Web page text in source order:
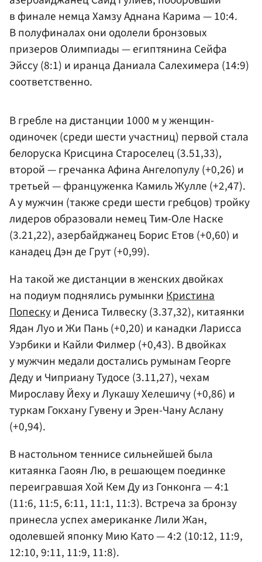
в финале немца Хамзу Аднана Карима — 10:4.
В полуфиналах они одолели бронзовых
призеров Олимпиады — египтянина Сейфа
Эйссу (8:1) и иранца Даниала Салехимера (14:9)
соответственно.
В гребле на дистанции 1000 м у женщин-
одиночек (среди шести участниц) первой стала
белоруска Крисцина Староселец (3.51,33),
второй — гречанка Афина Ангелопулу (+0,26) и
третьей — француженка Камиль Жулле (+2,47).
А у мужчин (также среди шести гребцов) тройку
лидеров образовали немец Тим-Оле Наске
(3.21,22), азербайджанец Борис Етов (+0,60) и
канадец Дэн де Грут (+0,99).
На такой же дистанции в женских двойках
на подиум поднялись румынкиКристина
Попескуи Дениса Тилвеску (3.37,32), китаянки
Ядан Луо и Жи Пань (+0,20) и канадки Ларисса
Уэрбики и Кайли Филмер (+0,43). В двойках
у мужчин медали достались румынам Георге
Деду и Чиприану Тудосе (3.11,27), чехам
Мирославу Йеху и Лукашу Хелешичу (+0,86) и
туркам Гокхану Гувену и Эрен-Чану Аслану
(+0,94).
В настольном теннисе сильнейшей была
китаянка Гаоян Лю, в решающем поединке
переигравшая Хой Кем Ду из Гонконга — 4:1
(11:6, 11:5, 6:11, 11:1, 11:3). Встреча за бронзу
принесла успех американке Лили Жан,
одолевшей японку Мию Като — 4:2 (10:12, 11:9,
12:10, 9:11, 11:9, 11:8).